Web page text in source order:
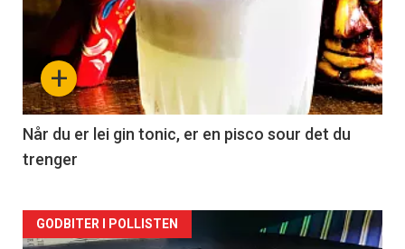
akkurat
nå
-
2
+
Når du er lei gin tonic, er en pisco sour det du
trenger
Forsiden
GODBITER I POLLISTEN